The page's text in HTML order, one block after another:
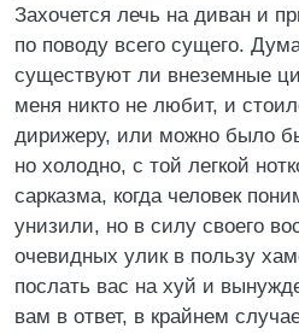
Захочется лечь на диван и
по поводу всего сущего.
существуют ли внеземные
меня никто не любит, и
дирижеру, или можно было
но холодно, с той легкой
сарказма, когда человек
унизили, но в силу своего
очевидных улик в пользу
послать вас на хуй и
вам в ответ, в крайнем